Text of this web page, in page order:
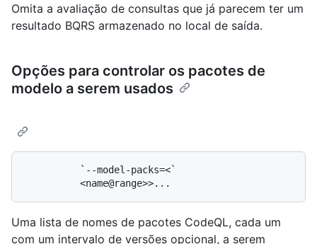
Omita a avaliação de consultas que já parecem ter um
resultado BQRS armazenado no local de saída.
Opções para controlar os pacotes de
modelo a serem usados
Uma lista de nomes de pacotes CodeQL, cada um
com um intervalo de versões opcional, a serem